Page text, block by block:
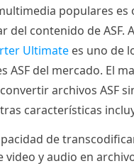
populares es
del contenido de ASF.
Ultimate es uno de
ASF del mercado. El
archivos ASF
características
de
y audio en